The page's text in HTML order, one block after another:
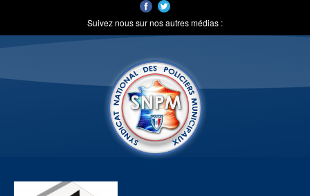
Suivez nous sur nos autres médias :